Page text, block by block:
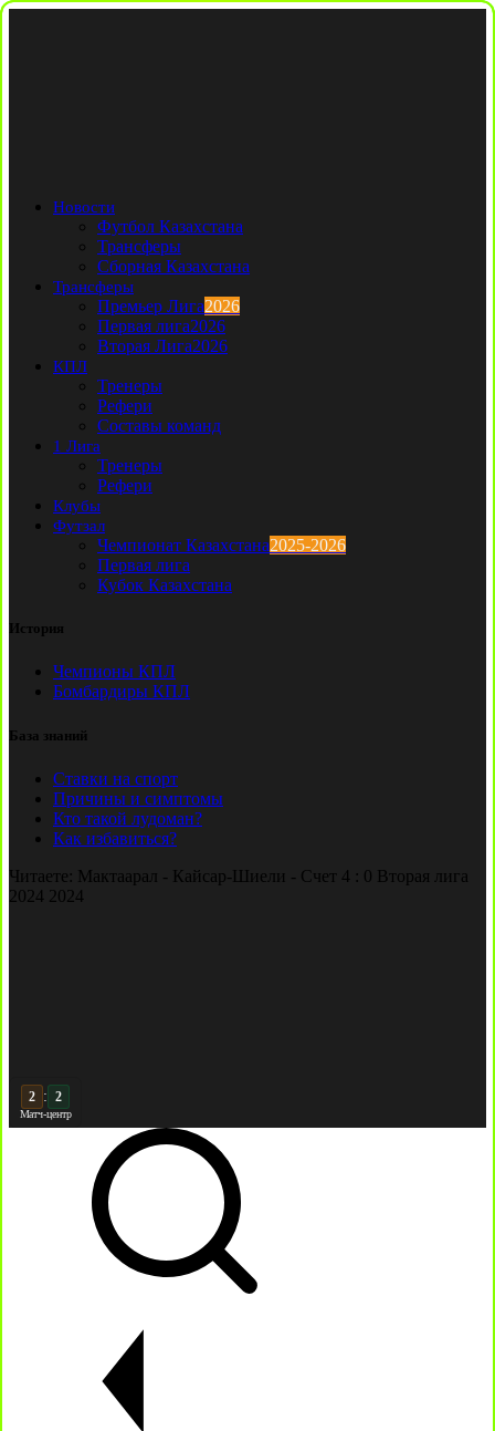
Новости
Футбол Казахстана
Трансферы
Сборная Казахстана
Трансферы
Премьер Лига2026
Первая лига2026
Вторая Лига2026
КПЛ
Тренеры
Рефери
Составы команд
1 Лига
Тренеры
Рефери
Клубы
Футзал
Чемпионат Казахстана2025-2026
Первая лига
Кубок Казахстана
История
Чемпионы КПЛ
Бомбардиры КПЛ
База знаний
Ставки на спорт
Причины и симптомы
Кто такой лудоман?
Как избавиться?
Читаете: Мактаарал - Кайсар-Шиели - Счет 4 : 0 Вторая лига
2024 2024
3 : 2
Матч-центр